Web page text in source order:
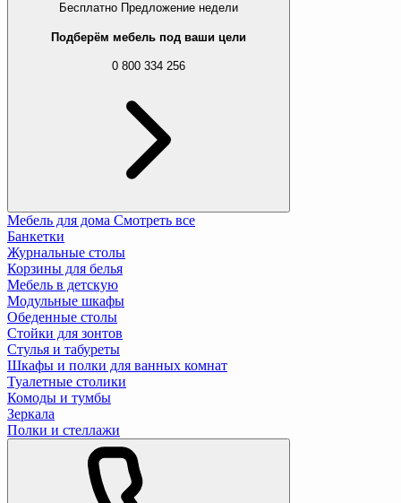
Бесплатно Предложение недели
Подберём мебель под ваши цели
0 800 334 256
Мебель для дома Смотреть все
Банкетки
Журнальные столы
Корзины для белья
Мебель в детскую
Модульные шкафы
Обеденные столы
Стойки для зонтов
Стулья и табуреты
Шкафы и полки для ванных комнат
Туалетные столики
Комоды и тумбы
Зеркала
Полки и стеллажи